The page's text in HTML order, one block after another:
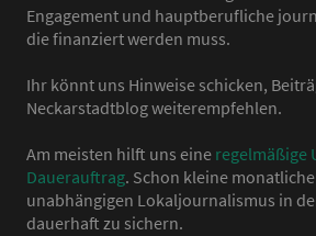
Engagement und hauptberufliche
die finanziert werden muss.
Ihr könnt uns Hinweise schicken,
Neckarstadtblog weiterempfehlen.
Am meisten hilft uns eine regelmäßige
Dauerauftrag. Schon kleine
unabhängigen Lokaljournalismus in
dauerhaft zu sichern.